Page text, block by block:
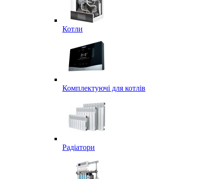
Котли
Комплектуючі для котлів
Радіатори